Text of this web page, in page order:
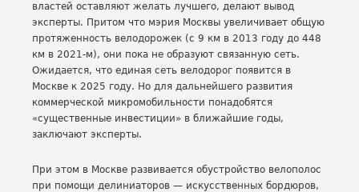
властей оставляют желать лучшего, делают вывод
эксперты. Притом что мэрия Москвы увеличивает общую
протяженность велодорожек (с 9 км в 2013 году до 448
км в 2021-м), они пока не образуют связанную сеть.
Ожидается, что единая сеть велодорог появится в
Москве к 2025 году. Но для дальнейшего развития
коммерческой микромобильности понадобятся
«существенные инвестиции» в ближайшие годы,
заключают эксперты.
При этом в Москве развивается обустройство велополос
при помощи делиниаторов — искусственных бордюров,